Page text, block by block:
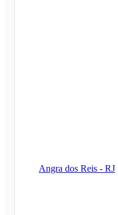
Angra dos Reis - RJ